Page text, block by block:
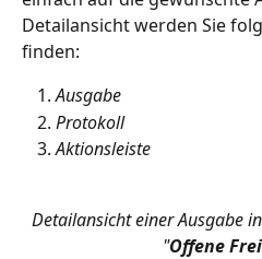
Detailansicht werden Sie
finden:
Ausgabe
Protokoll
Aktionsleiste
Detailansicht einer Ausgabe
"Offene